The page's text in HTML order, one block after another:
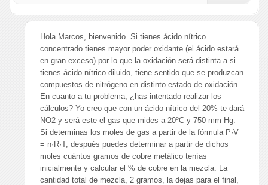
Hola Marcos, bienvenido. Si tienes ácido nítrico
concentrado tienes mayor poder oxidante (el ácido estará
en gran exceso) por lo que la oxidación será distinta a si
tienes ácido nítrico diluido, tiene sentido que se produzcan
compuestos de nitrógeno en distinto estado de oxidación.
En cuanto a tu problema, ¿has intentado realizar los
cálculos? Yo creo que con un ácido nítrico del 20% te dará
NO2 y será este el gas que mides a 20ºC y 750 mm Hg.
Si determinas los moles de gas a partir de la fórmula P·V
= n·R·T, después puedes determinar a partir de dichos
moles cuántos gramos de cobre metálico tenías
inicialmente y calcular el % de cobre en la mezcla. La
cantidad total de mezcla, 2 gramos, la dejas para el final,